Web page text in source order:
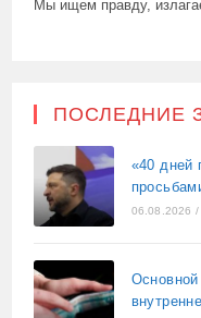
Мы ищем правду,
ПОСЛЕДНИЕ
«40 дней
06.08.2026 /
Основной